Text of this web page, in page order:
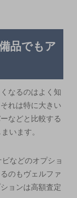
品でもア
なるのはよく知
れは特に大きい
などと比較する
います。
などのオプショ
のもヴェルファ
ョンは高額査定